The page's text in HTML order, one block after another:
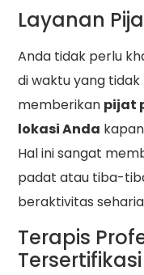
Layanan
Anda tidak perlu
di waktu yang tidak
memberikan pijat
lokasi Anda
Hal ini sangat
padat atau tiba-
beraktivitas
Terapis
Tersertifikasi